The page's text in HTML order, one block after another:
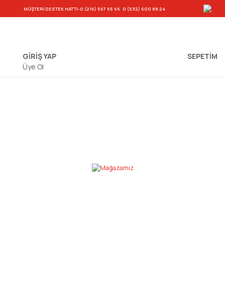
MÜŞTERİ DESTEK HATTI-0 (216) 567 65 66-0 (532) 600 88 24
GİRİŞ YAP
Üye Ol
SEPETIM